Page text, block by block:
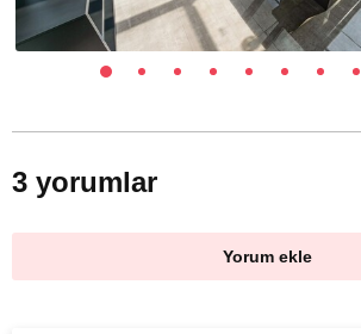
3 yorumlar
Yorum ekle